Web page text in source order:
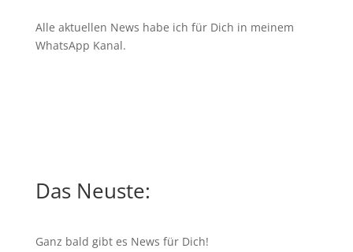
Alle aktuellen News habe ich für Dich in meinem
WhatsApp Kanal.
Das Neuste:
Ganz bald gibt es News für Dich!